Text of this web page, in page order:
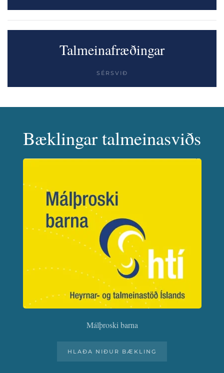
Talmeinafræðingar
SÉRSVIÐ
Bæklingar talmeinasviðs
Málþroski barna
HLAÐA NIÐUR BÆKLING